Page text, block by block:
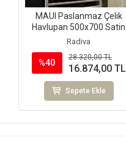
MAUI Paslanmaz Çelik
Havlupan 500x700 Satin
Polisaj
Radiva
%40
28.320,00 TL
16.874,00 TL
Sepete Ekle